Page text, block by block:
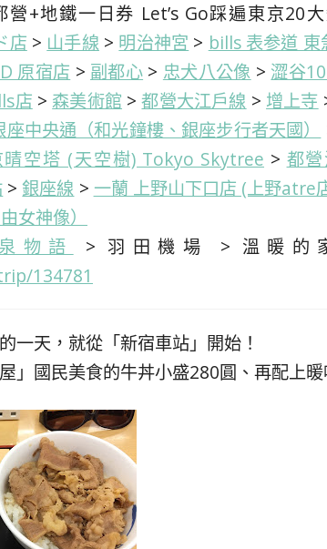
營+地鐵一日券 Let’s Go踩遍東京20
店 > 山手線 > 明治神宮 > bills 表参道 東
原宿店 > 副都心 > 忠犬八公像 > 澀谷
店 > 森美術館 >都營大江戶線 > 增上寺
座中央通（和光鐘樓、銀座步行者天國）
晴空塔 (天空樹) Tokyo Skytree > 都
>銀座線 > 一蘭 上野山下口店 (上野atre
女神像）
物語
> 羽田機場 > 溫暖的
134781
一天，就從「新宿車站」開始！
」國民美食的牛丼小盛280圓、再配上暖